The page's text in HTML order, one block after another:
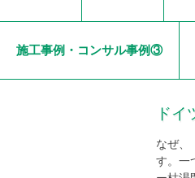
施工事例・コンサル事例③
ドイ
なぜ、
す。一